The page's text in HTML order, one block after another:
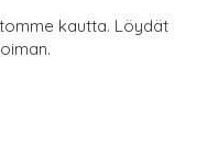
kautta. Löydät